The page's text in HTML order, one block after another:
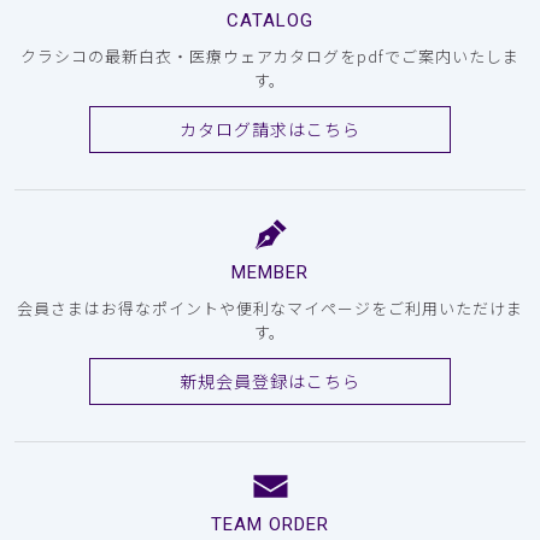
CATALOG
クラシコの最新白衣・医療ウェアカタログをpdfでご案内いたしま
す。
カタログ請求はこちら
MEMBER
会員さまはお得なポイントや便利なマイページをご利用いただけま
す。
新規会員登録はこちら
TEAM ORDER